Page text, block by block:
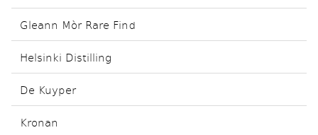
Gleann Mòr Rare Find
Helsinki Distilling
De Kuyper
Kronan